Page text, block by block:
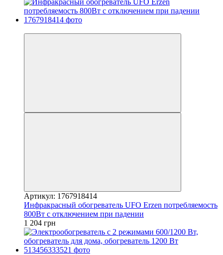
Артикул: 1767918414
Инфракрасный обогреватель UFO Erzen потребляемость
800Вт с отключением при падении
1 204 грн